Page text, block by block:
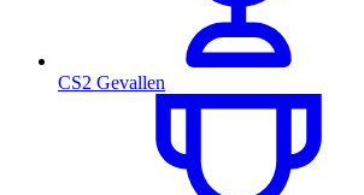
CS2 Gevallen